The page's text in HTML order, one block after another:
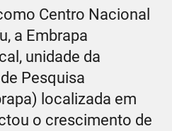
Centro Nacional
a Embrapa
unidade da
Pesquisa
localizada em
o crescimento de